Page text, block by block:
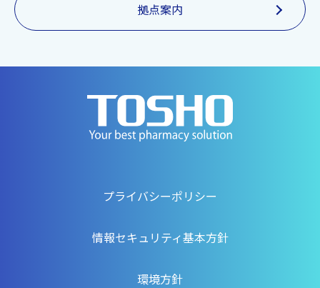
拠点案内
プライバシーポリシー
情報セキュリティ基本方針
環境方針